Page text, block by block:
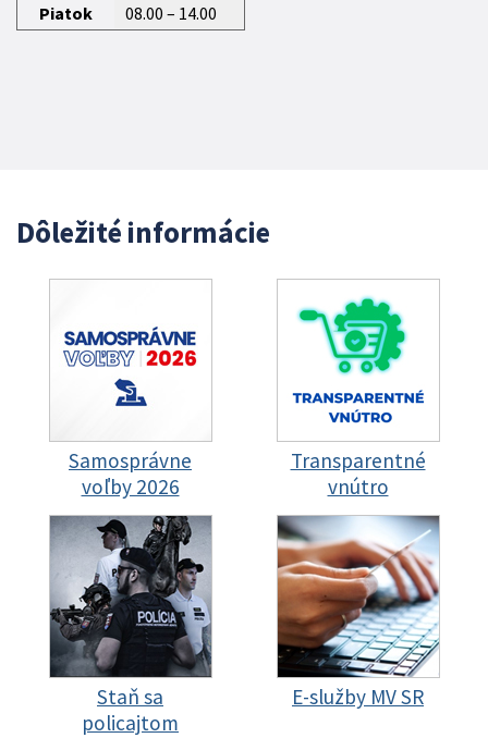
Piatok
08.00 – 14.00
Dôležité informácie
Samosprávne
voľby 2026
Transparentné
vnútro
Staň sa
policajtom
E-služby MV SR